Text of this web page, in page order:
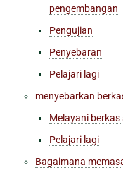
pengembangan
Pengujian
Penyebaran
Pelajari lagi
menyebarkan
Melayani
Pelajari lagi
Bagaimana